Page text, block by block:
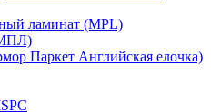
ламинат (MPL)
Паркет Английская елочка)